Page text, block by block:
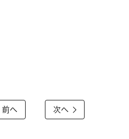
前へ 次へ